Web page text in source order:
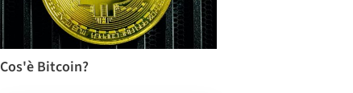
Cos'è Bitcoin?